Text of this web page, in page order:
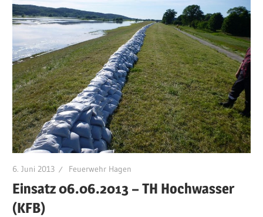
6. Juni 2013 Feuerwehr Hagen
Einsatz 06.06.2013 – TH Hochwasser
(KFB)